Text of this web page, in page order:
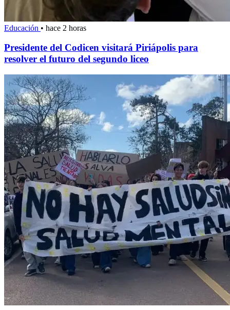
Educación • hace 2 horas
Presidente del Codicen visitará Piriápolis para
resolver el futuro del segundo liceo